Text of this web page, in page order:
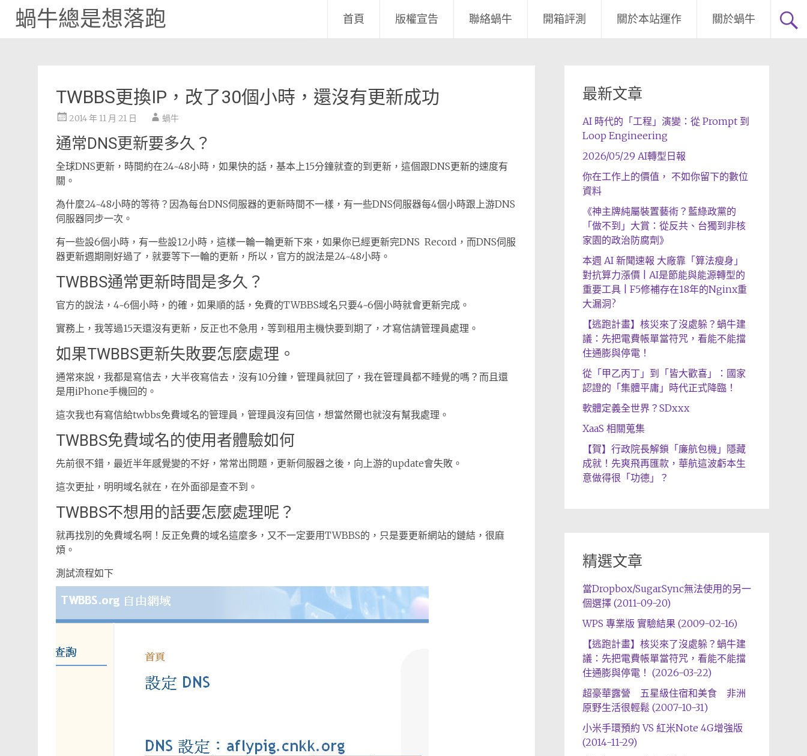
蝸牛總是想落跑 首頁 版權宣告 聯絡蝸牛 開箱評測 關於本站運作 關於蝸牛
TWBBS更換IP，改了30個小時，還沒有更新成功
2014 年 11 月 21 日 蝸牛
通常DNS更新要多久？
全球DNS更新，時間約在24~48小時，如果快的話，基本上15分鐘就查的到更新，這個跟DNS更新的速度有
關。
為什麼24~48小時的等待？因為每台DNS伺服器的更新時間不一樣，有一些DNS伺服器每4個小時跟上游DNS
伺服器同步一次。
有一些設6個小時，有一些設12小時，這樣一輪一輪更新下來，如果你已經更新完DNS Record，而DNS伺服
器更新週期剛好過了，就要等下一輪的更新，所以，官方的說法是24~48小時。
TWBBS通常更新時間是多久？
官方的說法，4~6個小時，的確，如果順的話，免費的TWBBS域名只要4~6個小時就會更新完成。
實務上，我等過15天還沒有更新，反正也不急用，等到租用主機快要到期了，才寫信請管理員處理。
如果TWBBS更新失敗要怎麼處理。
通常來說，我都是寫信去，大半夜寫信去，沒有10分鐘，管理員就回了，我在管理員都不睡覺的嗎？而且還
是用iPhone手機回的。
這次我也有寫信給twbbs免費域名的管理員，管理員沒有回信，想當然爾也就沒有幫我處理。
TWBBS免費域名的使用者體驗如何
先前很不錯，最近半年感覺變的不好，常常出問題，更新伺服器之後，向上游的update會失敗。
這次更扯，明明域名就在，在外面卻是查不到。
TWBBS不想用的話要怎麼處理呢？
就再找別的免費域名啊！反正免費的域名這麼多，又不一定要用TWBBS的，只是要更新網站的鏈結，很麻
煩。
測試流程如下
最新文章
AI 時代的「工程」演變：從 Prompt 到
Loop Engineering
2026/05/29 AI轉型日報
你在工作上的價值， 不如你留下的數位
資料
《神主牌純屬裝置藝術？藍綠政黨的
「做不到」大賞：從反共、台獨到非核
家園的政治防腐劑》
本週 AI 新聞速報 大廠靠「算法瘦身」
對抗算力漲價 | AI是節能與能源轉型的
重要工具 | F5修補存在18年的Nginx重
大漏洞?
【逃跑計畫】核災來了沒處躲？蝸牛建
議：先把電費帳單當符咒，看能不能擋
住通膨與停電！
從「甲乙丙丁」到「皆大歡喜」：國家
認證的「集體平庸」時代正式降臨！
軟體定義全世界？SDxxx
XaaS 相關蒐集
【賀】行政院長解鎖「廉航包機」隱藏
成就！先爽飛再匯款，華航這波虧本生
意做得很「功德」？
精選文章
當Dropbox/SugarSync無法使用的另一
個選擇 (2011-09-20)
WPS 專業版 實驗結果 (2009-02-16)
【逃跑計畫】核災來了沒處躲？蝸牛建
議：先把電費帳單當符咒，看能不能擋
住通膨與停電！ (2026-03-22)
超豪華露營 五星級住宿和美食 非洲
原野生活很輕鬆 (2007-10-31)
小米手環預約 VS 紅米Note 4G增強版
(2014-11-29)